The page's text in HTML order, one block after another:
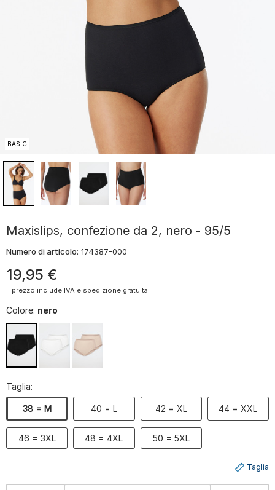
BASIC
Maxislips, confezione da 2, nero - 95/5
Numero di articolo: 174387-000
19,95 €
Il prezzo include IVA e spedizione gratuita.
Colore: nero
Taglia:
38 = M 40 = L 42 = XL 44 = XXL
46 = 3XL 48 = 4XL 50 = 5XL
Taglia